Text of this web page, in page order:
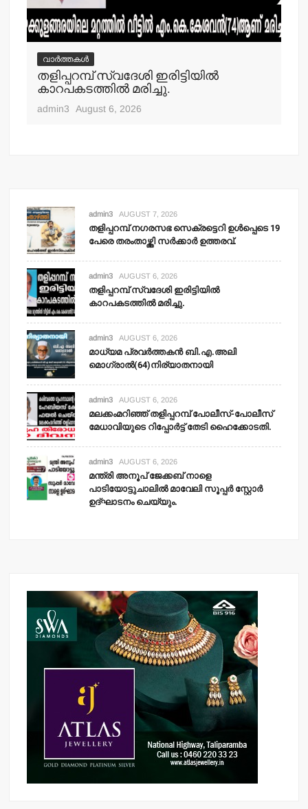
വാർത്തകൾ
തളിപ്പറമ്പ് സ്വദേശി ഇരിട്ടിയില്‍
കാറപകടത്തില്‍ മരിച്ചു.
admin3 August 6, 2026
admin3 AUGUST 7, 2026
തളിപ്പറമ്പ് നഗരസഭ സെക്രട്ടെറി ഉള്‍പ്പെടെ 19
പേരെ തരംതാഴ്ത്തി സര്‍ക്കാര്‍ ഉത്തരവ്.
admin3 AUGUST 6, 2026
തളിപ്പറമ്പ് സ്വദേശി ഇരിട്ടിയില്‍
കാറപകടത്തില്‍ മരിച്ചു.
admin3 AUGUST 6, 2026
മാധ്യമ പ്രവര്‍ത്തകന്‍ ബി.എ.അലി
മൊഗ്രാല്‍(64)നിര്യാതനായി
admin3 AUGUST 6, 2026
മലക്കംമറിഞ്ഞ് തളിപ്പറമ്പ് പോലീസ്-പോലീസ്
മേധാവിയുടെ റിപ്പോര്‍ട്ട് തേടി ഹൈക്കോടതി.
admin3 AUGUST 6, 2026
മന്ത്രി അനൂപ് ജേക്കബ് നാളെ
പാടിയോട്ടുചാലില്‍ മാവേലി സൂപ്പര്‍ സ്റ്റോര്‍
ഉദ്ഘാടനം ചെയ്യും.